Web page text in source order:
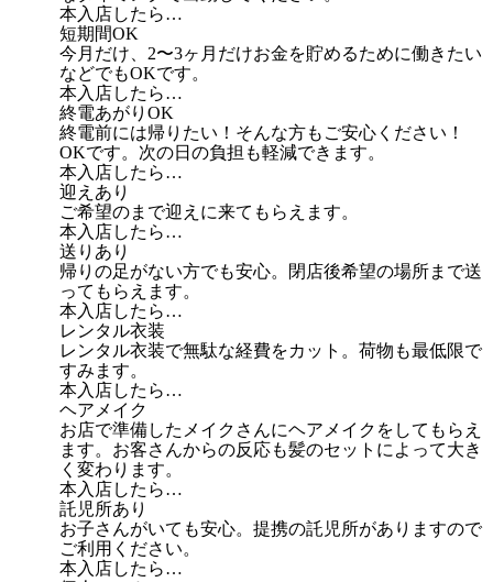
本入店したら…
短期間OK
今月だけ、2〜3ヶ月だけお金を貯めるために働きたい
などでもOKです。
本入店したら…
終電あがりOK
終電前には帰りたい！そんな方もご安心ください！
OKです。次の日の負担も軽減できます。
本入店したら…
迎えあり
ご希望のまで迎えに来てもらえます。
本入店したら…
送りあり
帰りの足がない方でも安心。閉店後希望の場所まで送
ってもらえます。
本入店したら…
レンタル衣装
レンタル衣装で無駄な経費をカット。荷物も最低限で
すみます。
本入店したら…
ヘアメイク
お店で準備したメイクさんにヘアメイクをしてもらえ
ます。お客さんからの反応も髪のセットによって大き
く変わります。
本入店したら…
託児所あり
お子さんがいても安心。提携の託児所がありますので
ご利用ください。
本入店したら…